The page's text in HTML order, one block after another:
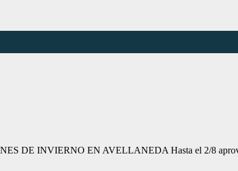
DE INVIERNO EN AVELLANEDA Hasta el 2/8